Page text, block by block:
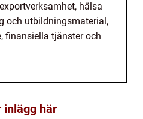
hälsa
och utbildningsmaterial,
finansiella tjänster och
inlägg här